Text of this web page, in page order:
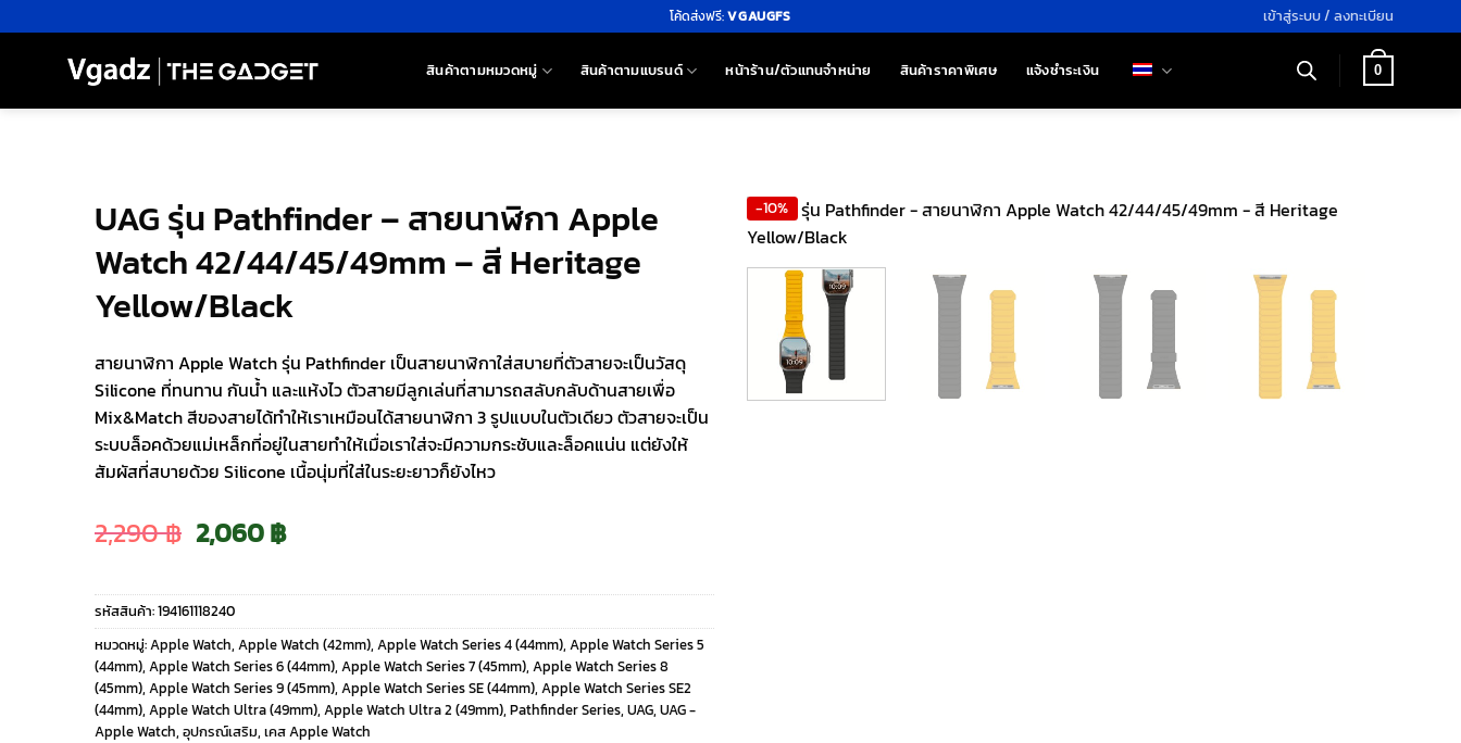
ไป
โค้ดส่งฟรี:VGAUGFS เข้าสู่ระบบ / ลงทะเบียน
สินค้าตามหมวดหมู่ สินค้าตามแบรนด์ หน้าร้าน/ตัวแทนจำหน่าย สินค้าราคาพิเศษ แจ้งชำระเงิน 0
UAG รุ่น Pathfinder – สายนาฬิกา Apple
Watch 42/44/45/49mm – สี Heritage
Yellow/Black
สายนาฬิกา Apple Watch รุ่น Pathfinder เป็นสายนาฬิกาใส่สบายที่ตัวสายจะเป็นวัสดุ
Silicone ที่ทนทาน กันน้ำ และแห้งไว ตัวสายมีลูกเล่นที่สามารถสลับกลับด้านสายเพื่อ
Mix&Match สีของสายได้ทำให้เราเหมือนได้สายนาฬิกา 3 รูปแบบในตัวเดียว ตัวสายจะเป็น
ระบบล็อคด้วยแม่เหล็กที่อยู่ในสายทำให้เมื่อเราใส่จะมีความกระชับและล็อคแน่น แต่ยังให้
สัมผัสที่สบายด้วย Silicone เนื้อนุ่มที่ใส่ในระยะยาวก็ยังไหว
2,290฿ Original
price
was:
2,290 ฿.
2,060฿Current
price
is:
2,060 ฿.
รหัสสินค้า:194161118240
หมวดหมู่:Apple Watch, Apple Watch (42mm), Apple Watch Series 4 (44mm), Apple Watch Series 5
(44mm), Apple Watch Series 6 (44mm), Apple Watch Series 7 (45mm), Apple Watch Series 8
(45mm), Apple Watch Series 9 (45mm), Apple Watch Series SE (44mm), Apple Watch Series SE2
(44mm), Apple Watch Ultra (49mm), Apple Watch Ultra 2 (49mm), Pathfinder Series, UAG, UAG -
Apple Watch, อุปกรณ์เสริม, เคส Apple Watch
-10%